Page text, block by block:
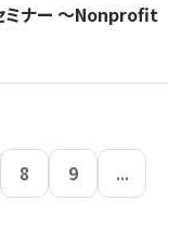
ミナー 〜Nonprofit
8 9
...